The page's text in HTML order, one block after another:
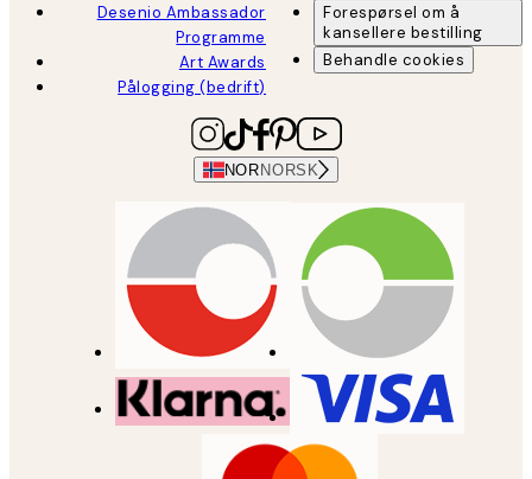
Desenio Ambassador
Programme
Art Awards
Pålogging (bedrift)
Forespørsel om å
kansellere bestilling
Behandle cookies
NOR NORSK